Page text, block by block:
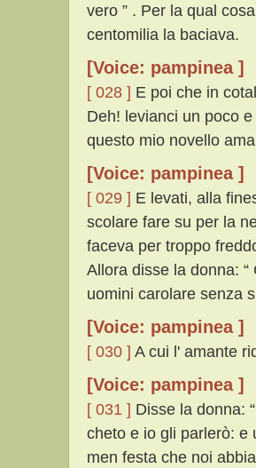
vero ” . Per la qual
centomilia la baciava.
[Voice: pampinea ]
[ 028 ] E poi che in
Deh! levianci un poco
questo mio novello
[Voice: pampinea ]
[ 029 ] E levati, alla
scolare fare su per la
faceva per troppo
Allora disse la donna:
uomini carolare senza
[Voice: pampinea ]
[ 030 ] A cui l' amante
[Voice: pampinea ]
[ 031 ] Disse la donna:
cheto e io gli parlerò: e
men festa che noi